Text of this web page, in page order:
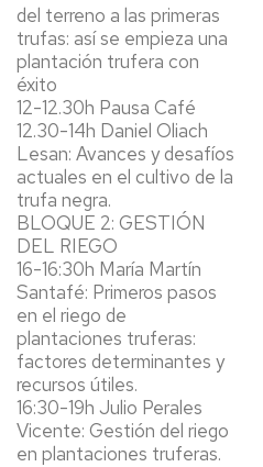
del terreno a las primeras
trufas: así se empieza una
plantación trufera con
éxito
12-12.30h Pausa Café
12.30-14h Daniel Oliach
Lesan: Avances y desafíos
actuales en el cultivo de la
trufa negra.
BLOQUE 2: GESTIÓN
DEL RIEGO
16-16:30h María Martín
Santafé: Primeros pasos
en el riego de
plantaciones truferas:
factores determinantes y
recursos útiles.
16:30-19h Julio Perales
Vicente: Gestión del riego
en plantaciones truferas.